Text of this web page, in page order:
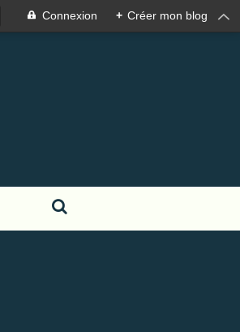
Connexion + Créer mon blog